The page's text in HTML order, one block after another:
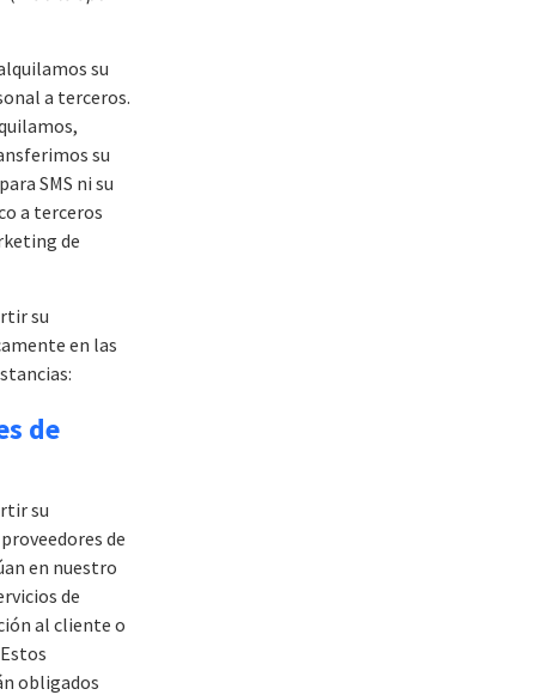
su
a terceros.
su
SMS ni su
a terceros
de
su
en las
de
su
de
en nuestro
de
al cliente o
obligados